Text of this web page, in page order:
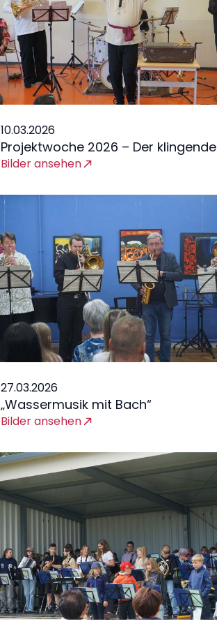
10.03.2026
Projektwoche 2026 – Der klingende
Schatz
Bilder ansehen
27.03.2026
„Wassermusik mit Bach“
Bilder ansehen